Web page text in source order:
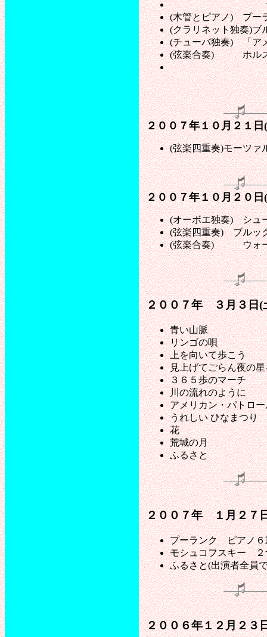
シューマン
(木管とピアノ) プー
(クラリネット独奏)
(チューバ独奏) 「ア
(弦楽合奏) ホルス
ドヴォルザ
２００７年１０月２１
(弦楽四重奏)モーツ
２００７年１０月２０
(オーボエ独奏) シュ
(弦楽四重奏) ブルッ
(弦楽合奏) ウォー
２００７年 ３月３日(
青い山脈
リンゴの唄
上を向いて歩こう
見上げてごらん夜の星
３６５歩のマーチ
川の流れのように
アメリカン・パトロー
うれしい ひなまつり
花
荒城の月
ふるさと
２００７年 １月２７
プーランク ピアノ６
モシュコフスキー ２
ふるさと(出演者全員
２００６年１２月２